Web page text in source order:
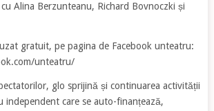
Alina Berzunteanu, Richard Bovnoczki și
gratuit, pe pagina de Facebook unteatru:
unteatru/
glo sprijină și continuarea activității
independent care se auto-finanțează,